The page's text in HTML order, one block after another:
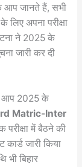
आप जानते हैं, सभी
लिए अपना परीक्षा
पटना ने 2025 के
जारी कर दी
आप 2025 के
Matric-Inter
परीक्षा में बैठने की
जारी किया
भी बिहार